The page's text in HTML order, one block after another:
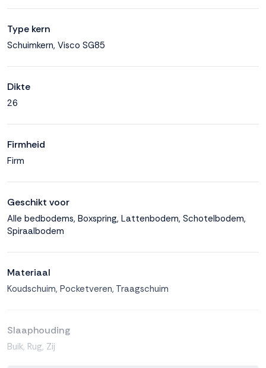
Type kern
Schuimkern, Visco SG85
Dikte
26
Firmheid
Firm
Geschikt voor
Alle bedbodems, Boxspring, Lattenbodem, Schotelbodem,
Spiraalbodem
Materiaal
Koudschuim, Pocketveren, Traagschuim
Slaaphouding
Buik, Rug, Zij